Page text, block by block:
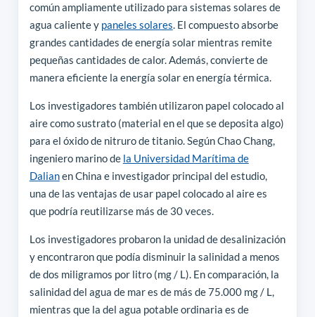
común ampliamente utilizado para sistemas solares de
agua caliente y paneles solares. El compuesto absorbe
grandes cantidades de energía solar mientras remite
pequeñas cantidades de calor. Además, convierte de
manera eficiente la energía solar en energía térmica.
Los investigadores también utilizaron papel colocado al
aire como sustrato (material en el que se deposita algo)
para el óxido de nitruro de titanio. Según Chao Chang,
ingeniero marino de la Universidad Marítima de
Dalianen China e investigador principal del estudio,
una de las ventajas de usar papel colocado al aire es
que podría reutilizarse más de 30 veces.
Los investigadores probaron la unidad de desalinización
y encontraron que podía disminuir la salinidad a menos
de dos miligramos por litro (mg / L). En comparación, la
salinidad del agua de mar es de más de 75.000 mg / L,
mientras que la del agua potable ordinaria es de